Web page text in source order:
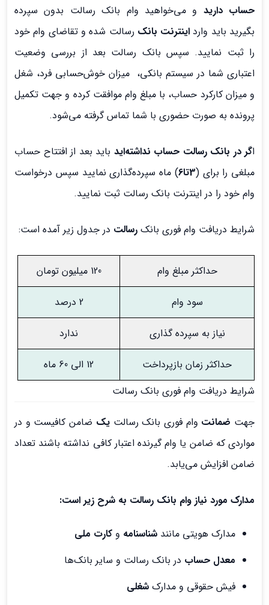
حساب دارید و می‌خواهید وام بانک رسالت بدون سپرده
بگیرید باید وارد اینترنت بانک رسالت شده و تقاضای وام خود
را ثبت نمایید. سپس بانک رسالت بعد از بررسی وضعیت
اعتباری شما در سیستم بانکی، میزان خوش‌حسابی فرد، شغل
و میزان کارکرد حساب، با مبلغ وام موافقت کرده و جهت تکمیل
پرونده به صورت حضوری با شما تماس گرفته می‌شود.
اگر در بانک رسالت حساب نداشته‌اید باید بعد از افتتاح حساب
مبلغی را برای (3تا6
) ماه سپرده‌گذاری نمایید سپس درخواست
وام خود را در اینترنت بانک رسالت ثبت نمایید.
شرایط دریافت وام فوری بانک رسالت در جدول زیر آمده است:
حداکثر مبلغ وام 120 میلیون تومان
سود وام 2 درصد
نیاز به سپرده گذاری ندارد
حداکثر زمان بازپرداخت
12 الی 60 ماه
شرایط دریافت وام فوری بانک رسالت
جهت ضمانت وام فوری بانک رسالتیک ضامن کافیست و در
مواردی که ضامن یا وام گیرنده اعتبار کافی نداشته باشند تعداد
ضامن افزایش می‌یابد.
مدارک مورد نیاز وام بانک رسالت به شرح زیر است:
مدارک هویتی مانند شناسنامه و کارت ملی
معدل حساب در بانک رسالت و سایر بانک‌ها
فیش حقوقی و مدارک شغلی